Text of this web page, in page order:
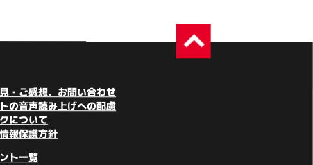
・ご感想、お問い合わせ
の音声読み上げへの配慮
について
報保護方針
ト一覧